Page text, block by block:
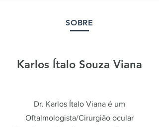
SOBRE
Karlos Ítalo Souza Viana
Dr. Karlos Ítalo Viana é um
Oftalmologista/Cirurgião ocular